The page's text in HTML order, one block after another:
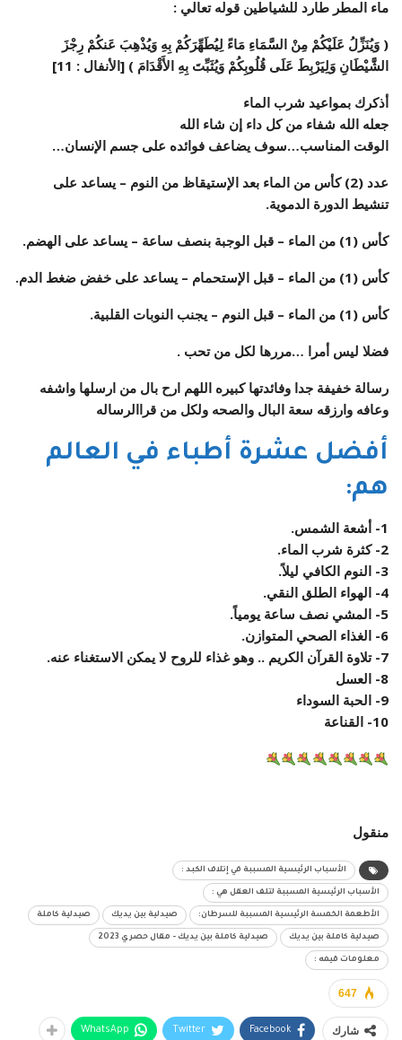
ماء المطر طارد للشياطين قوله تعالي :
( وَيُنَزِّلُ عَلَيْكُمْ مِنْ السَّمَاءِ مَاءً لِيُطَهِّرَكُمْ بِهِ وَيُذْهِبَ عَنكُمْ رِجْزَ
الشَّيْطَانِ وَلِيَرْبِطَ عَلَى قُلُوبِكُمْ وَيُثَبِّتَ بِهِ الأَقْدَامَ ) [الأنفال : 11]
أذكرك بمواعيد شرب الماء
جعله الله شفاء من كل داء إن شاء الله
الوقت المناسب…سوف يضاعف فوائده على جسم الإنسان…
عدد (2) كأس من الماء بعد الإستيقاظ من النوم – يساعد على
تنشيط الدورة الدموية.
كأس (1) من الماء – قبل الوجبة بنصف ساعة – يساعد على الهضم.
كأس (1) من الماء – قبل الإستحمام – يساعد على خفض ضغط الدم.
كأس (1) من الماء – قبل النوم – يجنب النوبات القلبية.
فضلا ليس أمرا …مررها لكل من تحب .
رسالة خفيفة جدا وفائدتها كبيره اللهم ارح بال من ارسلها واشفه
وعافه وارزقه سعة البال والصحه ولكل من قراالرساله
أفضل عشرة أطباء في العالم
هم:
1- أشعة الشمس.
2- كثرة شرب الماء.
3- النوم الكافي ليلاً.
4- الهواء الطلق النقي.
5- المشي نصف ساعة يومياً.
6- الغذاء الصحي المتوازن.
7- تلاوة القرآن الكريم .. وهو غذاء للروح لا يمكن الاستغناء عنه.
8- العسل
9- الحبة السوداء
10- القناعة
منقول
الأسباب الرئيسية المسببة في إتلاف الكبد :
الأسباب الرئيسية المسببة لتلف العقل هي :
الأطعمة الخمسة الرئيسية المسببة للسرطان: صيدلية بين يديك صيدلية كاملة
صيدلية كاملة بين يديك صيدلية كاملة بين يديك - مقال حصري 2023
معلومات قيمه :
647
شارك Facebook
Twitter
WhatsApp